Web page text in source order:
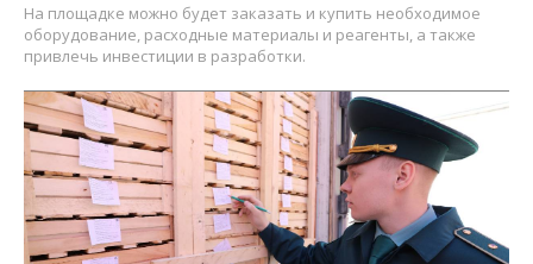
На площадке можно будет заказать и купить необходимое
оборудование, расходные материалы и реагенты, а также
привлечь инвестиции в разработки.